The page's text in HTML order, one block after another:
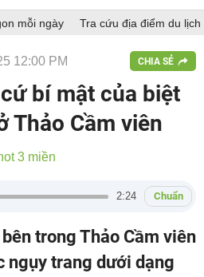
mỗi ngày Tra cứu địa điểm du lịch
12:00 PM CHIA SẺ
bí mật của biệt
Thảo Cầm viên
3 miền
2:24 Chuẩn
trong Thảo Cầm viên
ngụy trang dưới dạng